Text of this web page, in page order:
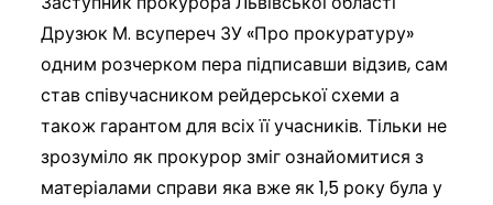
Друзюк М. всупереч ЗУ «Про прокуратуру»
одним розчерком пера підписавши відзив, сам
став співучасником рейдерської схеми а
також гарантом для всіх її учасників. Тільки не
зрозуміло як прокурор зміг ознайомитися з
матеріалами справи яка вже як 1,5 року була у